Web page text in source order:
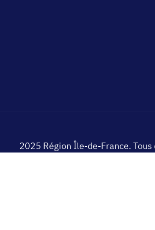
2025 Région Île-de-France.